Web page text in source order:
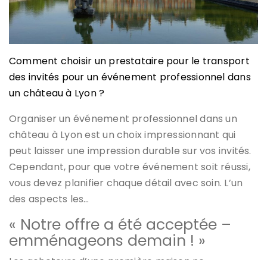
Comment choisir un prestataire pour le transport
des invités pour un événement professionnel dans
un château à Lyon ?
Organiser un événement professionnel dans un
château à Lyon est un choix impressionnant qui
peut laisser une impression durable sur vos invités.
Cependant, pour que votre événement soit réussi,
vous devez planifier chaque détail avec soin. L’un
des aspects les…
« Notre offre a été acceptée –
emménageons demain ! »